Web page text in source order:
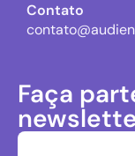
Contato
Faça